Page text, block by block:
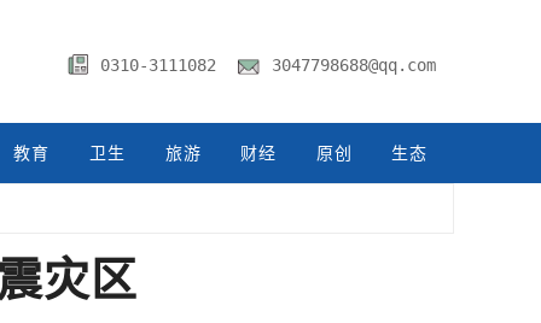
0310-3111082 3047798688@qq.com
教育 卫生 旅游 财经 原创 生态
灾区